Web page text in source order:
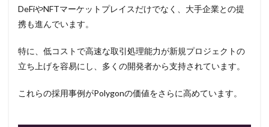
DeFiやNFTマーケットプレイスだけでなく、大手企業との提
携も進んでいます。
特に、低コストで高速な取引処理能力が新規プロジェクトの
立ち上げを容易にし、多くの開発者から支持されています。
これらの採用事例がPolygonの価値をさらに高めています。